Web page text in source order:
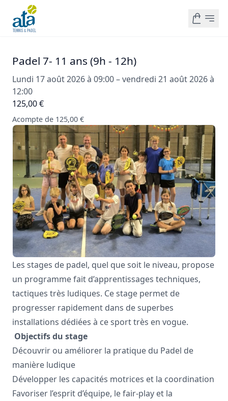
Padel 7- 11 ans (9h - 12h)
Lundi 17 août 2026 à 09:00 – vendredi 21 août 2026 à
12:00
125,00 €
Acompte de 125,00 €
Les stages de padel, quel que soit le niveau, propose
un programme fait d’apprentissages techniques,
tactiques très ludiques. Ce stage permet de
progresser rapidement dans de superbes
installations dédiées à ce sport très en vogue.
Objectifs du stage
Découvrir ou améliorer la pratique du Padel de
manière ludique
Développer les capacités motrices et la coordination
Favoriser l’esprit d’équipe, le fair-play et la